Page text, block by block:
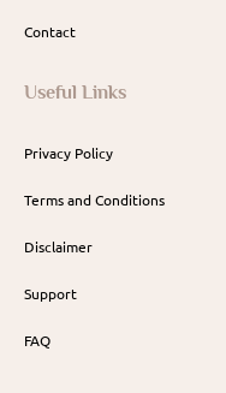
Contact
Useful Links
Privacy Policy
Terms and Conditions
Disclaimer
Support
FAQ